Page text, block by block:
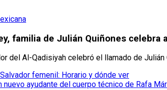
familia de Julián Quiñones
del Al-Qadisiyah celebró el llamado de
femenil: Horario y dónde ver
nuevo ayudante del cuerpo técnico de Rafa